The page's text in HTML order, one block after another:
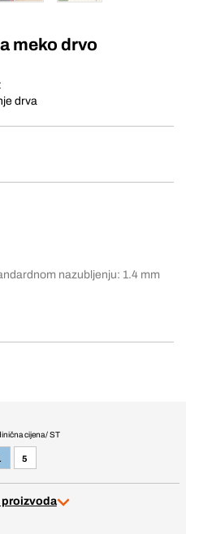
meko drvo
drva
nazubljenju: 1.4 mm
cijena / ST
5
proizvoda